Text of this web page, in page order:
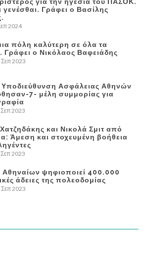
γενέσθαι. Γράφει ο Βασίλης
2024
πόλη καλύτερη σε όλα τα
Γράφει ο Νικόλαος Βαφειάδης
Σεπ 2023
Ασφάλειας Αθηνών
7- μέλη συμμορίας για
2023
και Νικολά Σμιτ από
Άμεση και στοχευμένη βοήθεια
2023
ψηφιοποιεί 400.000
άδειες της πολεοδομίας
Σεπ 2023